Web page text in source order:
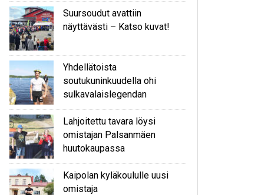
Suursoudut avattiin
näyttävästi – Katso kuvat!
Yhdellätoista
soutukuninkuudella ohi
sulkavalaislegendan
Lahjoitettu tavara löysi
omistajan Palsanmäen
huutokaupassa
Kaipolan kyläkoululle uusi
omistaja